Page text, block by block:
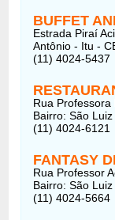
BUFFET
Estrada Piraí
Antônio - Itu -
(11) 4024-5437
Rua
Bairro: São
(11) 4024-6121
FANTASY
Rua Professor
Bairro: São
(11) 4024-5664